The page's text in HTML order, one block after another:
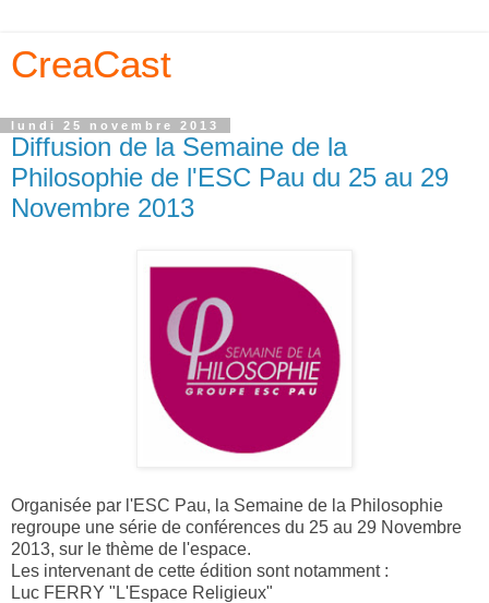
CreaCast
lundi 25 novembre 2013
Diffusion de la Semaine de la
Philosophie de l'ESC Pau du 25 au 29
Novembre 2013
Organisée par l'ESC Pau, la Semaine de la Philosophie
regroupe une série de conférences du 25 au 29 Novembre
2013, sur le thème de l'espace.
Les intervenant de cette édition sont notamment :
Luc FERRY "L'Espace Religieux"